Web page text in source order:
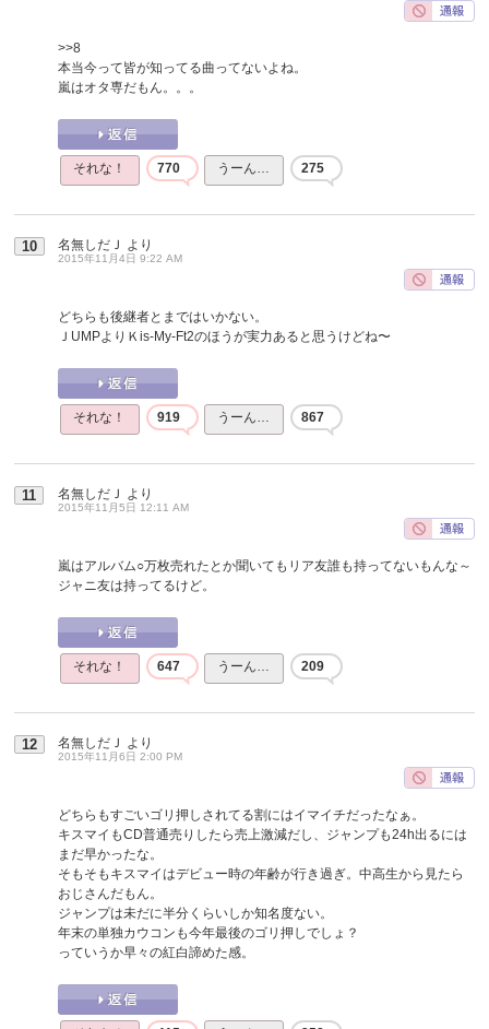
>>8
本当今って皆が知ってる曲ってないよね。
嵐はオタ専だもん。。。
それな！ 770 うーん… 275
10 名無しだＪ より
2015年11月4日 9:22 AM
どちらも後継者とまではいかない。
ＪUMPよりＫis-My-Ft2のほうが実力あると思うけどね〜
それな！ 919 うーん… 867
11 名無しだＪ より
2015年11月5日 12:11 AM
嵐はアルバム○万枚売れたとか聞いてもリア友誰も持ってないもんな～
ジャニ友は持ってるけど。
それな！ 647 うーん… 209
12 名無しだＪ より
2015年11月6日 2:00 PM
どちらもすごいゴリ押しされてる割にはイマイチだったなぁ。
キスマイもCD普通売りしたら売上激減だし、ジャンプも24h出るには
まだ早かったな。
そもそもキスマイはデビュー時の年齢が行き過ぎ。中高生から見たら
おじさんだもん。
ジャンプは未だに半分くらいしか知名度ない。
年末の単独カウコンも今年最後のゴリ押しでしょ？
っていうか早々の紅白諦めた感。